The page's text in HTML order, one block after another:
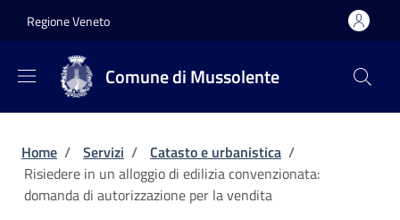
Regione Veneto
Comune di Mussolente
Briciole di pane
Home / Servizi / Catasto e urbanistica /
Risiedere in un alloggio di edilizia convenzionata:
domanda di autorizzazione per la vendita